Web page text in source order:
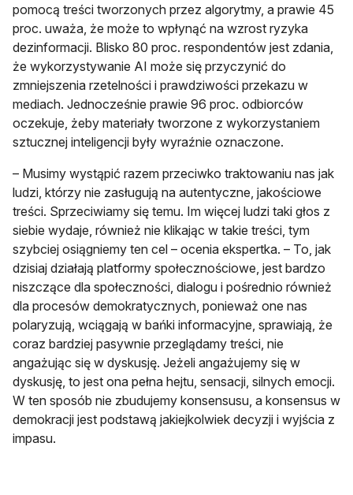
pomocą treści tworzonych przez algorytmy, a prawie 45
proc. uważa, że może to wpłynąć na wzrost ryzyka
dezinformacji. Blisko 80 proc. respondentów jest zdania,
że wykorzystywanie AI może się przyczynić do
zmniejszenia rzetelności i prawdziwości przekazu w
mediach. Jednocześnie prawie 96 proc. odbiorców
oczekuje, żeby materiały tworzone z wykorzystaniem
sztucznej inteligencji były wyraźnie oznaczone.
– Musimy wystąpić razem przeciwko traktowaniu nas jak
ludzi, którzy nie zasługują na autentyczne, jakościowe
treści. Sprzeciwiamy się temu. Im więcej ludzi taki głos z
siebie wydaje, również nie klikając w takie treści, tym
szybciej osiągniemy ten cel – ocenia ekspertka. – To, jak
dzisiaj działają platformy społecznościowe, jest bardzo
niszczące dla społeczności, dialogu i pośrednio również
dla procesów demokratycznych, ponieważ one nas
polaryzują, wciągają w bańki informacyjne, sprawiają, że
coraz bardziej pasywnie przeglądamy treści, nie
angażując się w dyskusję. Jeżeli angażujemy się w
dyskusję, to jest ona pełna hejtu, sensacji, silnych emocji.
W ten sposób nie zbudujemy konsensusu, a konsensus w
demokracji jest podstawą jakiejkolwiek decyzji i wyjścia z
impasu.